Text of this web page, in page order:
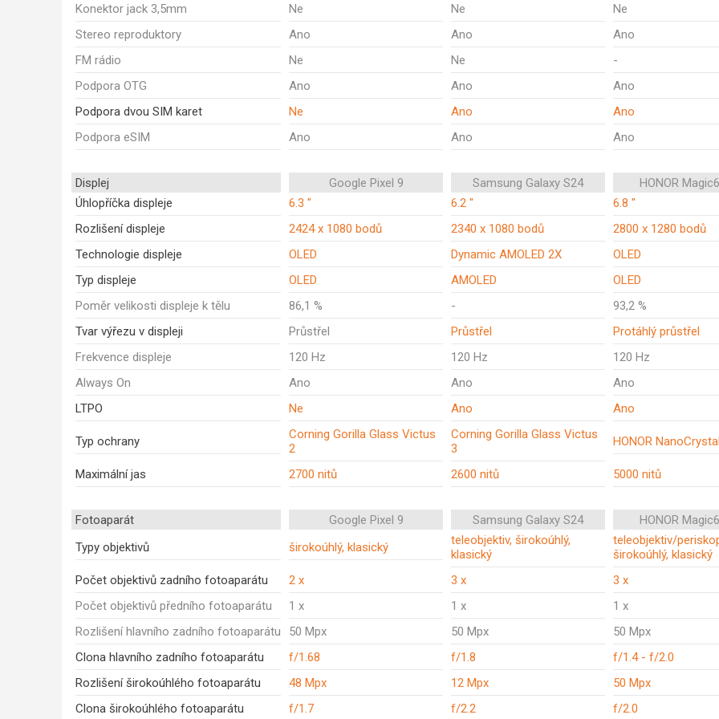
Konektor jack 3,5mm Ne Ne
Ne
Stereo reproduktory
Ano Ano
Ano
FM rádio
Ne Ne
-
Podpora OTG
Ano Ano
Ano
Podpora dvou SIM karet
Ne Ano
Ano
Podpora eSIM
Ano Ano Ano
Displej Google Pixel 9 Samsung Galaxy S24
HONOR
Úhlopříčka displeje
6.3 " 6.2 "
6.8 "
Rozlišení displeje
2424 x 1080 bodů 2340 x 1080 bodů
2800 x 1280 bodů
Technologie displeje
OLED Dynamic AMOLED 2X
OLED
Typ displeje
OLED AMOLED
OLED
Poměr velikosti displeje k tělu
86,1 % -
93,2 %
Tvar výřezu v displeji
Průstřel Průstřel
Protáhlý průstřel
Frekvence displeje
120 Hz 120 Hz
120 Hz
Always On
Ano Ano
Ano
LTPO
Ne Ano Ano
Typ ochrany
Corning Gorilla Glass Victus
2
Corning Gorilla Glass Victus
3
HONOR
Maximální jas 2700 nitů 2600 nitů 5000 nitů
Fotoaparát Google Pixel 9 Samsung Galaxy S24
HONOR
Typy objektivů
širokoúhlý, klasický
teleobjektiv, širokoúhlý,
klasický
teleobjektiv/
širokoúhlý, klasický
Počet objektivů zadního fotoaparátu
2 x 3 x
3 x
Počet objektivů předního fotoaparátu
1 x 1 x
1 x
Rozlišení hlavního zadního fotoaparátu
50 Mpx 50 Mpx
50 Mpx
Clona hlavního zadního fotoaparátu
f/1.68 f/1.8
f/1.4 - f/2.0
Rozlišení širokoúhlého fotoaparátu
48 Mpx 12 Mpx
50 Mpx
Clona širokoúhlého fotoaparátu
f/1.7 f/2.2 f/2.0